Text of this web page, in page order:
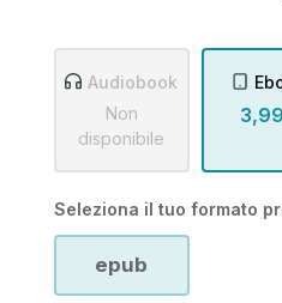
Audiobook
Non
disponibile
Seleziona il tuo formato
epub